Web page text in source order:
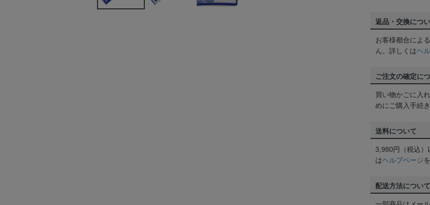
返品・交換につ
お客様都合によ
ん。詳しくはヘ
ご注文の確定に
買い物かごに入
めにご購入手続
送料について
3,980円（税込）
はヘルプページ
配送方法について